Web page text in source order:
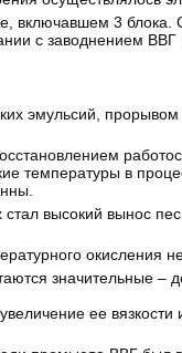
включавшем 3 блока.
с заводнением
эмульсий,
температуры в
высокий вынос
окисления
значительные –
ее вязкости